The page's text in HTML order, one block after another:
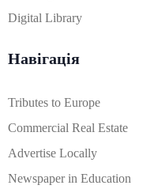
Digital Library
Навігація
Tributes to Europe
Commercial Real Estate
Advertise Locally
Newspaper in Education